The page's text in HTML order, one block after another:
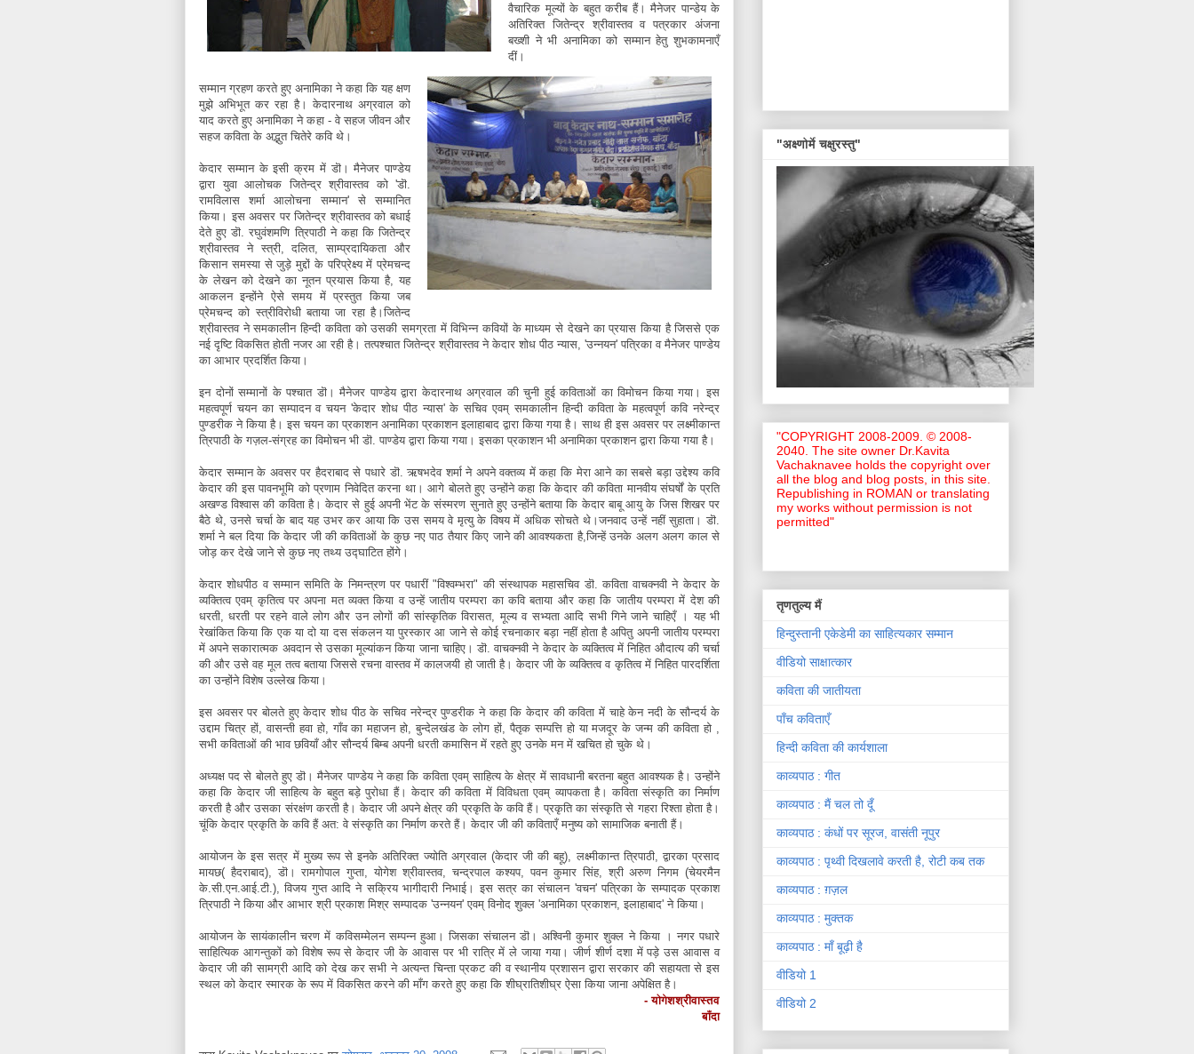
वैचारिक मूल्यों के बहुत करीब हैं। मैनेजर पान्डेय के
अतिरिक्त जितेन्द्र श्रीवास्तव व पत्रकार अंजना
बख्शी ने भी अनामिका को सम्मान हेतु शुभकामनाएँ
दीं।
सम्मान ग्रहण करते हुए अनामिका ने कहा कि यह क्षण
मुझे अभिभूत कर रहा है। केदारनाथ अग्रवाल को
याद करते हुए अनामिका ने कहा - वे सहज जीवन और
सहज कविता के अद्भुत चितेरे कवि थे।
केदार सम्मान के इसी क्रम में डॊ। मैनेजर पाण्डेय
द्वारा युवा आलोचक जितेन्द्र श्रीवास्तव को 'डॊ.
रामविलास शर्मा आलोचना सम्मान' से सम्मानित
किया। इस अवसर पर जितेन्द्र श्रीवास्तव को बधाई
देते हुए डॊ. रघुवंशमणि त्रिपाठी ने कहा कि जितेन्द्र
श्रीवास्तव ने स्त्री, दलित, साम्प्रदायिकता और
किसान समस्या से जुड़े मुद्दों के परिप्रेक्ष्य में प्रेमचन्द
के लेखन को देखने का नूतन प्रयास किया है, यह
आकलन इन्होंने ऐसे समय में प्रस्तुत किया जब
प्रेमचन्द को स्त्रीविरोधी बताया जा रहा है।जितेन्द
श्रीवास्तव ने समकालीन हिन्दी कविता को उसकी समग्रता में विभिन्न कवियों के माध्यम से देखने का प्रयास किया है जिससे एक
नई दृष्टि विकसित होती नजर आ रही है। तत्पश्चात जितेन्द्र श्रीवास्तव ने केदार शोध पीठ न्यास, 'उन्नयन' पत्रिका व मैनेजर पाण्डेय
का आभार प्रदर्शित किया।
इन दोनों सम्मानों के पश्चात डॊ। मैनेजर पाण्डेय द्वारा केदारनाथ अग्रवाल की चुनी हुई कविताओं का विमोचन किया गया। इस
महत्वपूर्ण चयन का सम्पादन व चयन 'केदार शोध पीठ न्यास' के सचिव एवम् समकालीन हिन्दी कविता के महत्वपूर्ण कवि नरेन्द्र
पुण्डरीक ने किया है। इस चयन का प्रकाशन अनामिका प्रकाशन इलाहाबाद द्वारा किया गया है। साथ ही इस अवसर पर लक्ष्मीकान्त
त्रिपाठी के गज़ल-संग्रह का विमोचन भी डॊ. पाण्डेय द्वारा किया गया। इसका प्रकाशन भी अनामिका प्रकाशन द्वारा किया गया है।
केदार सम्मान के अवसर पर हैदराबाद से पधारे डॊ. ऋषभदेव शर्मा ने अपने वक्तव्य में कहा कि मेरा आने का सबसे बड़ा उद्देश्य कवि
केदार की इस पावनभूमि को प्रणाम निवेदित करना था। आगे बोलते हुए उन्होंने कहा कि केदार की कविता मानवीय संघर्षों के प्रति
अखण्ड विश्वास की कविता है। केदार से हुई अपनी भेंट के संस्मरण सुनाते हुए उन्होंने बताया कि केदार बाबू आयु के जिस शिखर पर
बैठे थे, उनसे चर्चा के बाद यह उभर कर आया कि उस समय वे मृत्यु के विषय में अधिक सोचते थे।जनवाद उन्हें नहीं सुहाता। डॊ.
शर्मा ने बल दिया कि केदार जी की कविताओं के कुछ नए पाठ तैयार किए जाने की आवश्यकता है,जिन्हें उनके अलग अलग काल से
जोड़ कर देखे जाने से कुछ नए तथ्य उद्घाटित होंगे।
केदार शोधपीठ व सम्मान समिति के निमन्त्रण पर पधारीं "विश्वम्भरा" की संस्थापक महासचिव डॊ. कविता वाचक्नवी ने केदार के
व्यक्तित्व एवम् कृतित्व पर अपना मत व्यक्त किया व उन्हें जातीय परम्परा का कवि बताया और कहा कि जातीय परम्परा में देश की
धरती, धरती पर रहने वाले लोग और उन लोगों की सांस्कृतिक विरासत, मूल्य व सभ्यता आदि सभी गिने जाने चाहिएँ । यह भी
रेखांकित किया कि एक या दो या दस संकलन या पुरस्कार आ जाने से कोई रचनाकार बड़ा नहीं होता है अपितु अपनी जातीय परम्परा
में अपने सकारात्मक अवदान से उसका मूल्यांकन किया जाना चाहिए। डॊ. वाचक्नवी ने केदार के व्यक्तित्व में निहित औदात्य की चर्चा
की और उसे वह मूल तत्व बताया जिससे रचना वास्तव में कालजयी हो जाती है। केदार जी के व्यक्तित्व व कृतित्व में निहित पारदर्शिता
का उन्होंने विशेष उल्लेख किया।
इस अवसर पर बोलते हुए केदार शोध पीठ के सचिव नरेन्द्र पुण्डरीक ने कहा कि केदार की कविता में चाहे केन नदी के सौन्दर्य के
उद्दाम चित्र हों, वासन्ती हवा हो, गाँव का महाजन हो, बुन्देलखंड के लोग हों, पैतृक सम्पत्ति हो या मजदूर के जन्म की कविता हो ,
सभी कविताओं की भाव छवियाँ और सौन्दर्य बिम्ब अपनी धरती कमासिन में रहते हुए उनके मन में खचित हो चुके थे।
अध्यक्ष पद से बोलते हुए डॊ। मैनेजर पाण्डेय ने कहा कि कविता एवम् साहित्य के क्षेत्र में सावधानी बरतना बहुत आवश्यक है। उन्होंने
कहा कि केदार जी साहित्य के बहुत बड़े पुरोधा हैं। केदार की कविता में विविधता एवम् व्यापकता है। कविता संस्कृति का निर्माण
करती है और उसका संरक्षंण करती है। केदार जी अपने क्षेत्र की प्रकृति के कवि हैं। प्रकृति का संस्कृति से गहरा रिश्ता होता है।
चूंकि केदार प्रकृति के कवि हैं अत: वे संस्कृति का निर्माण करते हैं। केदार जी की कविताएँ मनुष्य को सामाजिक बनाती हैं।
आयोजन के इस सत्र में मुख्य रूप से इनके अतिरिक्त ज्योति अग्रवाल (केदार जी की बहू), लक्ष्मीकान्त त्रिपाठी, द्वारका प्रसाद
मायछ( हैदराबाद), डॊ। रामगोपाल गुप्ता, योगेश श्रीवास्तव, चन्द्रपाल कश्यप, पवन कुमार सिंह, श्री अरुण निगम (चेयरमैन
के.सी.एन.आई.टी.), विजय गुप्त आदि ने सक्रिय भागीदारी निभाई। इस सत्र का संचालन 'वचन' पत्रिका के सम्पादक प्रकाश
त्रिपाठी ने किया और आभार श्री प्रकाश मिश्र सम्पादक 'उन्नयन' एवम् विनोद शुक्ल 'अनामिका प्रकाशन, इलाहाबाद' ने किया।
आयोजन के सायंकालीन चरण में कविसम्मेलन सम्पन्न हुआ। जिसका संचालन डॊ। अश्विनी कुमार शुक्ल ने किया । नगर पधारे
साहित्यिक आगन्तुकों को विशेष रूप से केदार जी के आवास पर भी रात्रि में ले जाया गया। जीर्ण शीर्ण दशा में पड़े उस आवास व
केदार जी की सामग्री आदि को देख कर सभी ने अत्यन्त चिन्ता प्रकट की व स्थानीय प्रशासन द्वारा सरकार की सहायता से इस
स्थल को केदार स्मारक के रूप में विकसित करने की माँग करते हुए कहा कि शीघ्रातिशीघ्र ऐसा किया जाना अपेक्षित है।
- योगेशश्रीवास्तव
बाँदा
"अक्ष्णोर्मे चक्षुरस्तु"
"COPYRIGHT 2008-2009. © 2008-
2040. The site owner Dr.Kavita
Vachaknavee holds the copyright over
all the blog and blog posts, in this site.
Republishing in ROMAN or translating
my works without permission is not
permitted"
तृणतुल्य मैं
हिन्दुस्तानी एकेडेमी का साहित्यकार सम्मान
वीडियो साक्षात्कार
कविता की जातीयता
पाँच कविताएँ
हिन्दी कविता की कार्यशाला
काव्यपाठ : गीत
काव्यपाठ : मैं चल तो दूँ
काव्यपाठ : कंधों पर सूरज, वासंती नूपुर
काव्यपाठ : पृथ्वी दिखलावे करती है, रोटी कब तक
काव्यपाठ : ग़ज़ल
काव्यपाठ : मुक्तक
काव्यपाठ : माँ बूढ़ी है
वीडियो 1
वीडियो 2